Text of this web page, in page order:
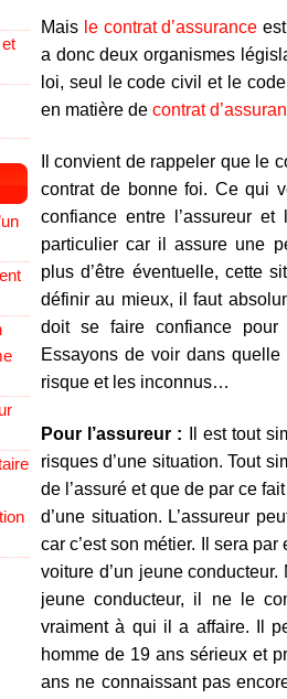
Mais le contrat d’assurance
a donc deux organismes
loi, seul le code civil et le
en matière de contrat
Il convient de rappeler que le
contrat de bonne foi. Ce qui
confiance entre l’assureur et
particulier car il assure une
plus d’être éventuelle, cette
définir au mieux, il faut
doit se faire confiance
Essayons de voir dans
risque et les inconnus…
Pour l’assureur : Il est tout
risques d’une situation. Tout
de l’assuré et que de par ce
d’une situation. L’assureur
car c’est son métier. Il sera
voiture d’un jeune
jeune conducteur, il ne le
vraiment à qui il a affaire. Il
homme de 19 ans sérieux et
ans ne connaissant pas